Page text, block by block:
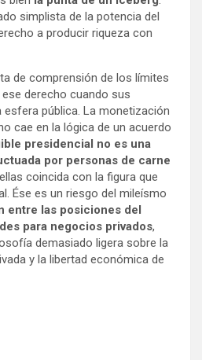
simplista de la potencia del
a producir riqueza con
de comprensión de los límites
derecho cuando sus
pública. La monetización
cae en la lógica de un acuerdo
presidencial no es una
por personas de carne
coincida con la figura que
Ése es un riesgo del mileísmo
entre las posiciones del
para negocios privados,
demasiado ligera sobre la
y la libertad económica de